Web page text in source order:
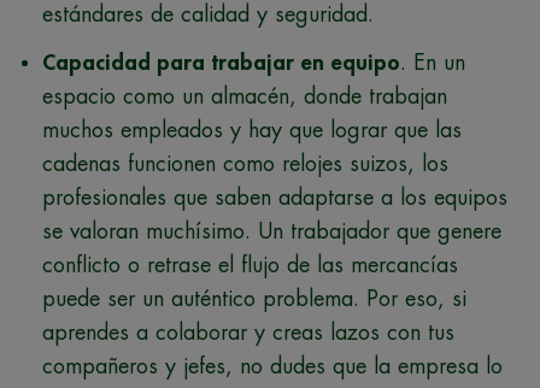
estándares de calidad y seguridad.
Capacidad para trabajar en equipo. En un
espacio como un almacén, donde trabajan
muchos empleados y hay que lograr que las
cadenas funcionen como relojes suizos, los
profesionales que saben adaptarse a los equipos
se valoran muchísimo. Un trabajador que genere
conflicto o retrase el flujo de las mercancías
puede ser un auténtico problema. Por eso, si
aprendes a colaborar y creas lazos con tus
compañeros y jefes, no dudes que la empresa lo